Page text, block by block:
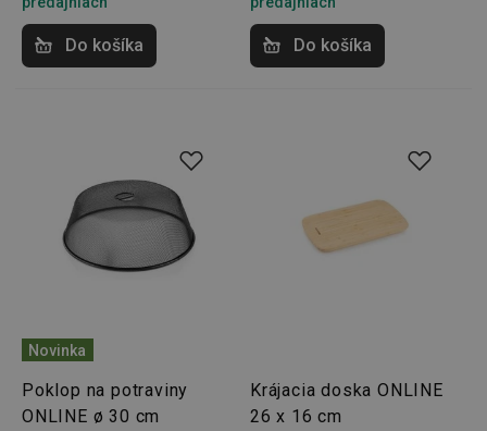
Do košíka Do košíka
Novinka
Poklop na potraviny
ONLINE ø 30 cm
Krájacia doska ONLINE
26 x 16 cm